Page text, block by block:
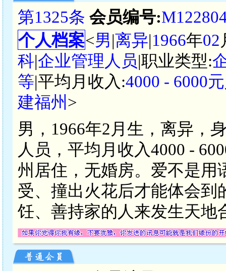
第1325条 会员编号:
个人档案<男|离异|1966年02
科|企业管理人员|职业类型:
等|平均月收入:4000 - 6000
建福州 >
男，1966年2月生，离异，
人员，平均月收入4000 -
州居住，无婚房。爱不是用
受、撞出火花后才能体会
饪、善持家的人来发生天地